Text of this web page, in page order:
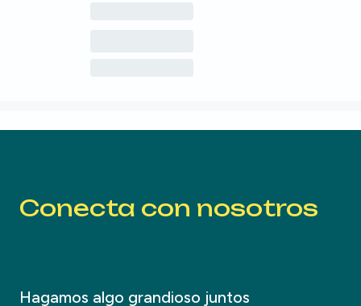
Conecta con nosotros
Hagamos algo grandioso juntos